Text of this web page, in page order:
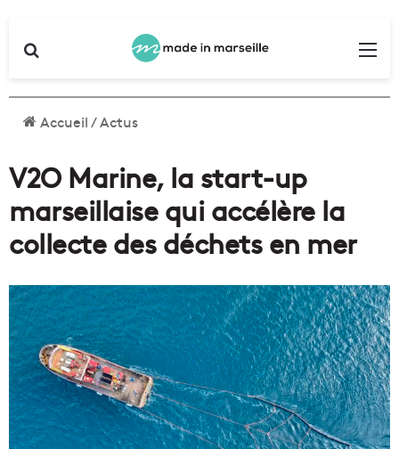
Accueil/Actus
V2O Marine, la start-up
marseillaise qui accélère la
collecte des déchets en mer